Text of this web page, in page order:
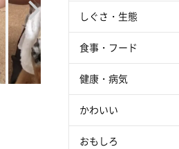
しぐさ・生態
食事・フード
健康・病気
かわいい
おもしろ